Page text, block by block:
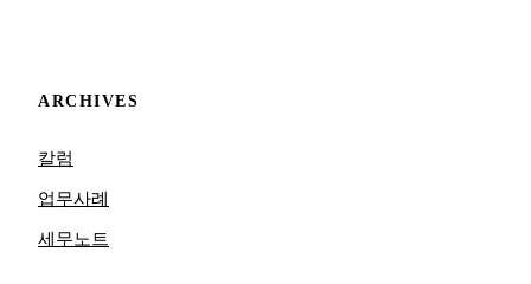
ARCHIVES
칼럼
업무사례
세무노트